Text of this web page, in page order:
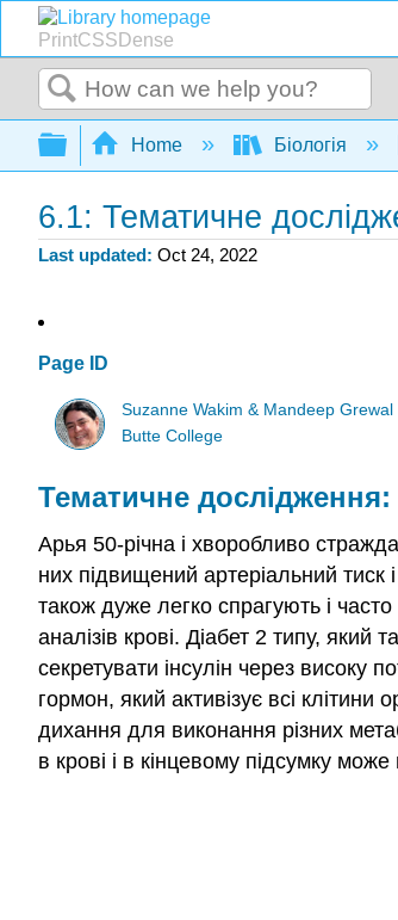
PrintCSSDense
Search
Expand/collapse global
Home Біологія
6.1: Тематичне
Last updated Oct 24, 2022
Page ID
Suzanne Wakim & Mandeep Grewal
Butte College
Тематичне
Арья 50-річна і хворобливо
них підвищений артеріальний
також дуже легко спрагують і часто
аналізів крові. Діабет 2 типу,
секретувати інсулін через високу
гормон, який активізує всі
дихання для виконання різних
в крові і в кінцевому підсумку